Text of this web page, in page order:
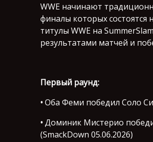
WWE начинают
финалы которых
титулы WWE на
результатами матчей и
Первый раунд:
•Оба Феми победил Соло
•Доминик Мистерио
(SmackDown 05.06.2026)